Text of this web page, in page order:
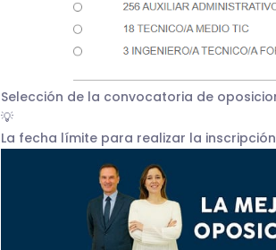
Selección de la convocatoria de
💡
La fecha límite para realizar la